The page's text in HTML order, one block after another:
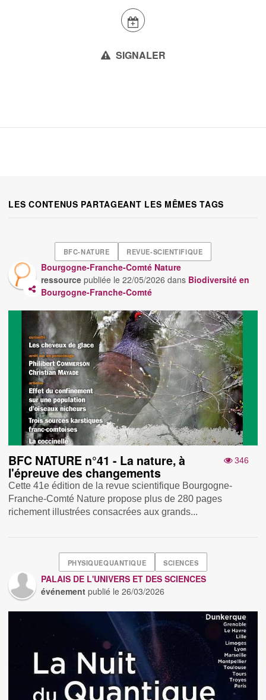
SIGNALER
LES CONTENUS PARTAGEANT LES MÊMES TAGS
BFC-NATURE REVUE-SCIENTIFIQUE
Bourgogne-Franche-Comté Nature
ressource publiée le22/05/2026 dans Biodiversité en
Bourgogne-Franche-Comté
346
BFC NATURE n°41 - La nature, à
l'épreuve des changements
Cette 41e édition de la revue scientifique Bourgogne-
Franche-Comté Nature propose plus de 280 pages
richement illustrées consacrées aux grands...
PHYSIQUEQUANTIQUE SCIENCES
PALAIS DE L'UNIVERS ET DES SCIENCES
événement publié le26/03/2026